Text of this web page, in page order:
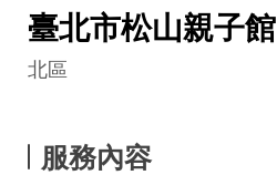
臺北市松山親子館
北區
服務內容